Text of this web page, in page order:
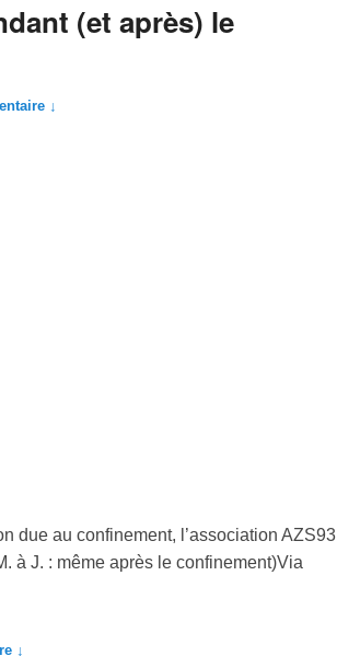
(et après) le
↓
due au confinement, l’association AZS93
à J. : même après le confinement)Via
↓